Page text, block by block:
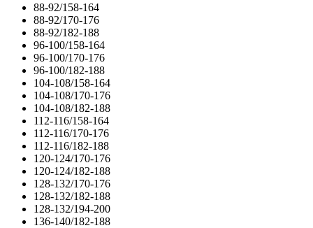
88-92/158-164
88-92/170-176
88-92/182-188
96-100/158-164
96-100/170-176
96-100/182-188
104-108/158-164
104-108/170-176
104-108/182-188
112-116/158-164
112-116/170-176
112-116/182-188
120-124/170-176
120-124/182-188
128-132/170-176
128-132/182-188
128-132/194-200
136-140/182-188